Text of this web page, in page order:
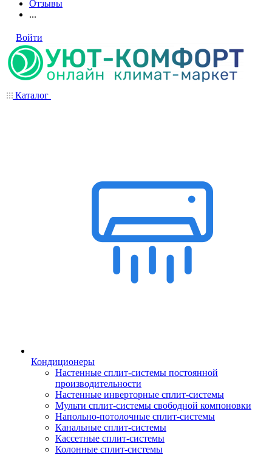
Отзывы
...
Войти
Каталог
Кондиционеры
Настенные сплит-системы постоянной
производительности
Настенные инверторные сплит-системы
Мульти сплит-системы свободной компоновки
Напольно-потолочные сплит-системы
Канальные сплит-системы
Кассетные сплит-системы
Колонные сплит-системы